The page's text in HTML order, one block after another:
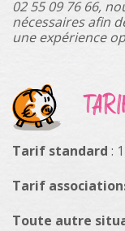
02 55 09 76 66,
nécessaires afin
une expérience
Tarif standard :
Tarif
Toute autre